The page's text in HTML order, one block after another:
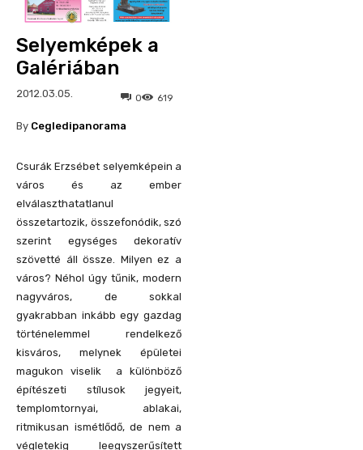
Selyemképek a
Galériában
2012.03.05. 619
0
By Cegledipanorama
Csurák Erzsébet selyemképein a
város és az ember
elválaszthatatlanul
összetartozik, összefonódik, szó
szerint egységes dekoratív
szövetté áll össze. Milyen ez a
város? Néhol úgy tűnik, modern
nagyváros, de sokkal
gyakrabban inkább egy gazdag
történelemmel rendelkező
kisváros, melynek épületei
magukon viselik a különböző
építészeti stílusok jegyeit,
templomtornyai, ablakai,
ritmikusan ismétlődő, de nem a
végletekig leegyszerűsített